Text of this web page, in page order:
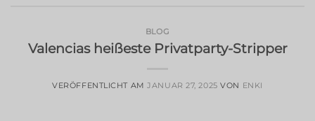
BLOG
Valencias heißeste Privatparty-Stripper
VERÖFFENTLICHT AMJANUAR 27, 2025 VON ENKI